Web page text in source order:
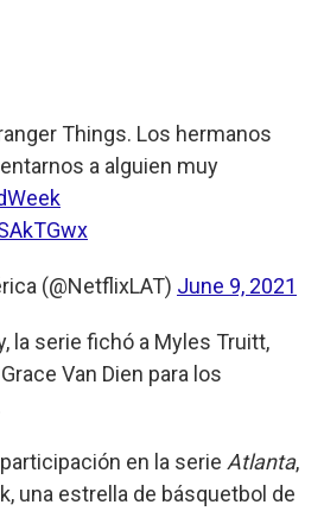
Things. Los hermanos
a alguien muy
(@NetflixLAT) June 9, 2021
la serie fichó a Myles Truitt,
Van Dien para los
en la serie Atlanta,
una estrella de básquetbol de